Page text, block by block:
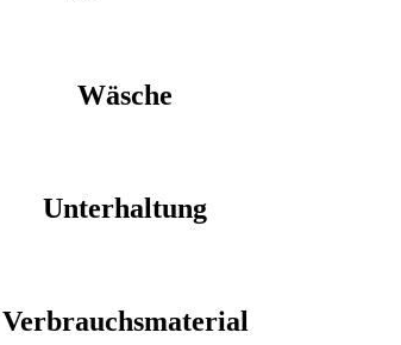
Wäsche
Unterhaltung
Verbrauchsmaterial